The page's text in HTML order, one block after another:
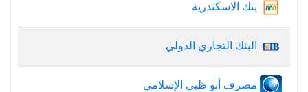
بنك الاسكندرية
البنك التجاري الدولي
مصرف أبو ظبي الإسلامي